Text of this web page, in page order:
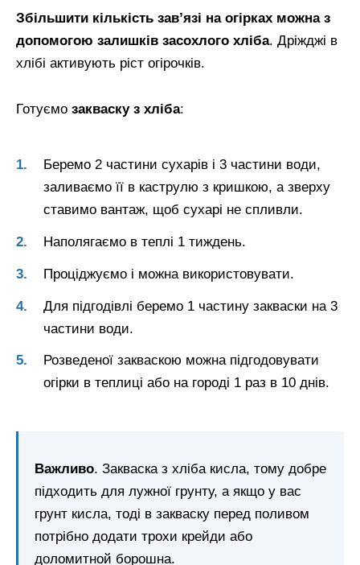
Збільшити кількість зав’язі на огірках можна з
допомогою залишків засохлого хліба. Дріжджі в
хлібі активують ріст огірочків.
Готуємо закваску з хліба:
Беремо 2 частини сухарів і 3 частини води,
заливаємо її в каструлю з кришкою, а зверху
ставимо вантаж, щоб сухарі не спливли.
Наполягаємо в теплі 1 тиждень.
Проціджуємо і можна використовувати.
Для підгодівлі беремо 1 частину закваски на 3
частини води.
Розведеної закваскою можна підгодовувати
огірки в теплиці або на городі 1 раз в 10 днів.
Важливо. Закваска з хліба кисла, тому добре
підходить для лужної грунту, а якщо у вас
грунт кисла, тоді в закваску перед поливом
потрібно додати трохи крейди або
доломитной борошна.